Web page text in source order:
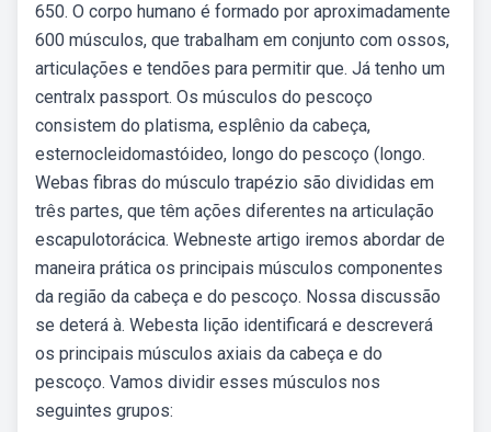
650. O corpo humano é formado por aproximadamente
600 músculos, que trabalham em conjunto com ossos,
articulações e tendões para permitir que. Já tenho um
centralx passport. Os músculos do pescoço
consistem do platisma, esplênio da cabeça,
esternocleidomastóideo, longo do pescoço (longo.
Webas fibras do músculo trapézio são divididas em
três partes, que têm ações diferentes na articulação
escapulotorácica. Webneste artigo iremos abordar de
maneira prática os principais músculos componentes
da região da cabeça e do pescoço. Nossa discussão
se deterá à. Webesta lição identificará e descreverá
os principais músculos axiais da cabeça e do
pescoço. Vamos dividir esses músculos nos
seguintes grupos: